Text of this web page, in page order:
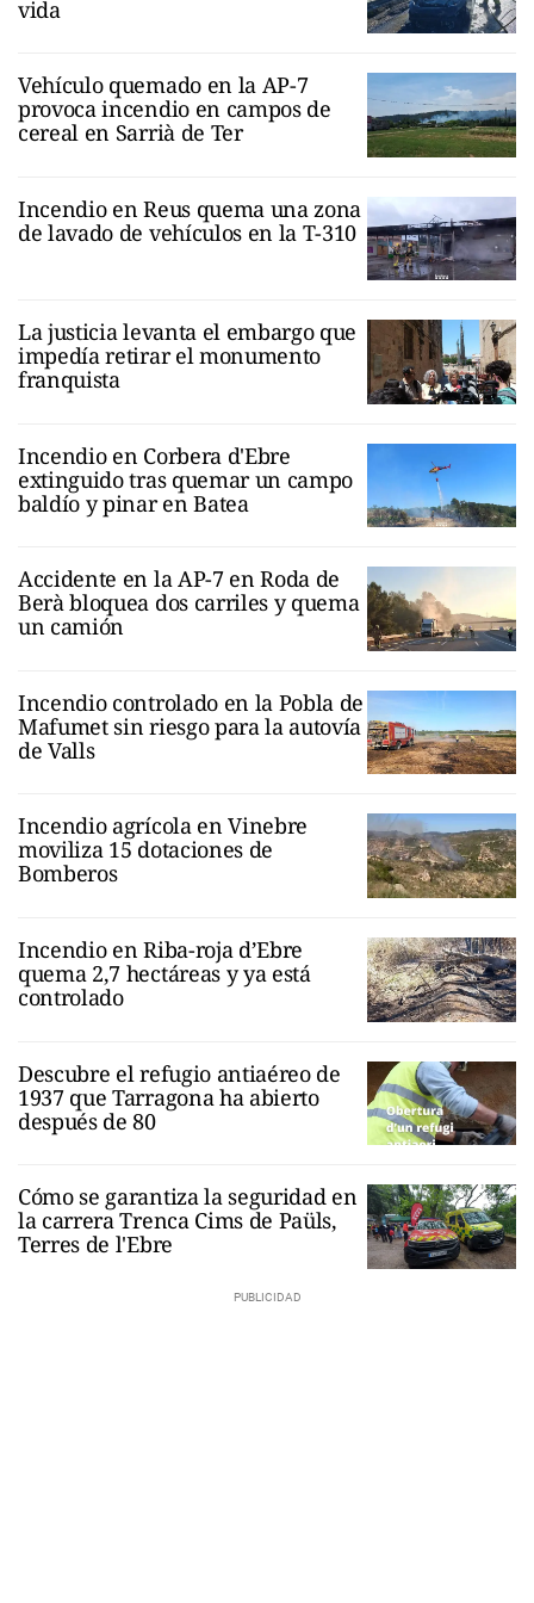
vida
Vehículo quemado en la AP-7
provoca incendio en campos de
cereal en Sarrià de Ter
Incendio en Reus quema una zona
de lavado de vehículos en la T-310
La justicia levanta el embargo que
impedía retirar el monumento
franquista
Incendio en Corbera d'Ebre
extinguido tras quemar un campo
baldío y pinar en Batea
Accidente en la AP-7 en Roda de
Berà bloquea dos carriles y quema
un camión
Incendio controlado en la Pobla de
Mafumet sin riesgo para la autovía
de Valls
Incendio agrícola en Vinebre
moviliza 15 dotaciones de
Bomberos
Incendio en Riba-roja d’Ebre
quema 2,7 hectáreas y ya está
controlado
Descubre el refugio antiaéreo de
1937 que Tarragona ha abierto
después de 80
Cómo se garantiza la seguridad en
la carrera Trenca Cims de Paüls,
Terres de l'Ebre